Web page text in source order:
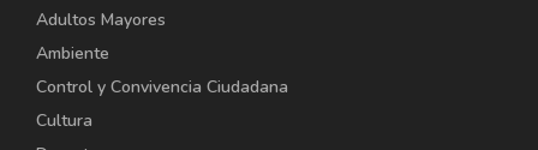
Adultos Mayores
Ambiente
Control y Convivencia Ciudadana
Cultura